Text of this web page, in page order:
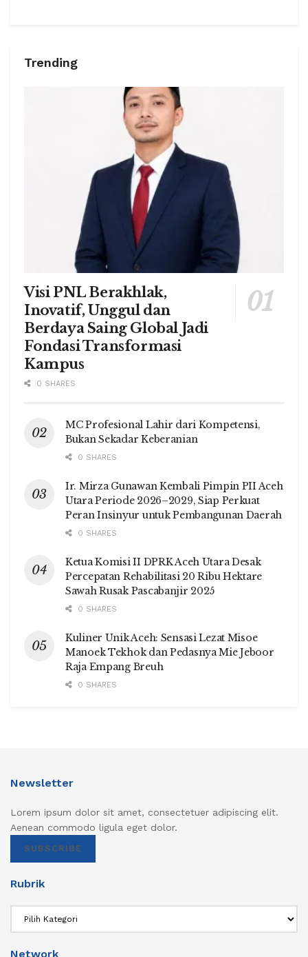
Trending
Visi PNL Berakhlak,
Inovatif, Unggul dan
Berdaya Saing Global Jadi
Fondasi Transformasi
Kampus
0 SHARES
MC Profesional Lahir dari Kompetensi,
Bukan Sekadar Keberanian
0 SHARES
Ir. Mirza Gunawan Kembali Pimpin PII Aceh
Utara Periode 2026–2029, Siap Perkuat
Peran Insinyur untuk Pembangunan Daerah
0 SHARES
Ketua Komisi II DPRK Aceh Utara Desak
Percepatan Rehabilitasi 20 Ribu Hektare
Sawah Rusak Pascabanjir 2025
0 SHARES
Kuliner Unik Aceh: Sensasi Lezat Misoe
Manoek Tekhok dan Pedasnya Mie Jeboor
Raja Empang Breuh
0 SHARES
Newsletter
Lorem ipsum dolor sit amet, consectetuer adipiscing elit.
Aenean commodo ligula eget dolor.
SUBSCRIBE
Rubrik
Network